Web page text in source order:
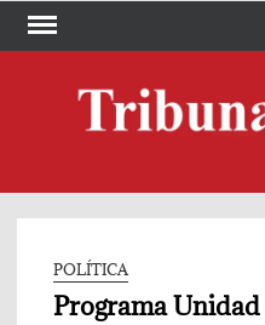
Skip
POLÍTICA
Programa